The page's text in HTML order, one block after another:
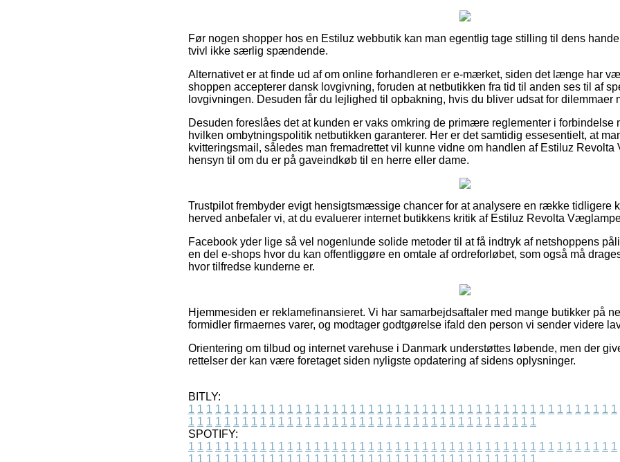
Før nogen shopper hos en Estiluz webbutik kan man egentlig tage stilling til dens
tvivl ikke særlig spændende.
Alternativet er at finde ud af om online forhandleren er e-mærket, siden det længe har
shoppen accepterer dansk lovgivning, foruden at netbutikken fra tid til anden ses til af
lovgivningen. Desuden får du lejlighed til opbakning, hvis du bliver udsat for dilemmaer
Desuden foreslåes det at kunden er vaks omkring de primære reglementer i forbindelse
hvilken ombytningspolitik netbutikken garanterer. Her er det samtidig essesentielt, at
kvitteringsmail, således man fremadrettet vil kunne vidne om handlen af Estiluz
hensyn til om du er på gaveindkøb til en herre eller dame.
Trustpilot frembyder evigt hensigtsmæssige chancer for at analysere en række tidligere
herved anbefaler vi, at du evaluerer internet butikkens kritik af Estiluz Revolta
Facebook yder lige så vel nogenlunde solide metoder til at få indtryk af netshoppens
en del e-shops hvor du kan offentliggøre en omtale af ordreforløbet, som også må
hvor tilfredse kunderne er.
Hjemmesiden er reklamefinansieret. Vi har samarbejdsaftaler med mange butikker på
formidler firmaernes varer, og modtager godtgørelse ifald den person vi sender videre
Orientering om tilbud og internet varehuse i Danmark understøttes løbende, men der
rettelser der kan være foretaget siden nyligste opdatering af sidens oplysninger.
BITLY:
1 1 1 1 1 1 1 1 1 1 1 1 1 1 1 1 1 1 1 1 1 1 1 1 1 1 1 1 1 1 1 1 1 1 1 1 1 1 1 1 1 1 1 1 1 1 1 1
1 1 1 1 1 1 1 1 1 1 1 1 1 1 1 1 1 1 1 1 1 1 1 1 1 1 1 1 1 1 1 1 1 1 1 1 1 1 1
SPOTIFY:
1 1 1 1 1 1 1 1 1 1 1 1 1 1 1 1 1 1 1 1 1 1 1 1 1 1 1 1 1 1 1 1 1 1 1 1 1 1 1 1 1 1 1 1 1 1 1 1
1 1 1 1 1 1 1 1 1 1 1 1 1 1 1 1 1 1 1 1 1 1 1 1 1 1 1 1 1 1 1 1 1 1 1 1 1 1 1